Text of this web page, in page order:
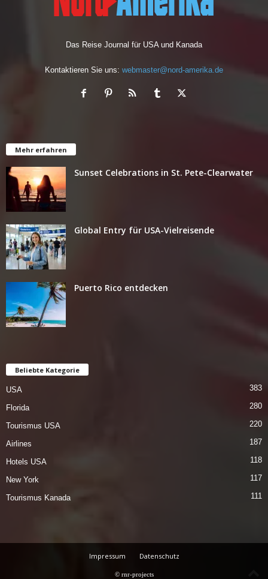
Das Reise Journal für USA und Kanada
Kontaktieren Sie uns: webmaster@nord-amerika.de
Mehr erfahren
Sunset Celebrations in St. Pete-Clearwater
Global Entry für USA-Vielreisende
Puerto Rico entdecken
Beliebte Kategorie
USA 383
Florida 280
Tourismus USA 220
Airlines 187
Hotels USA 118
New York 117
Tourismus Kanada 111
Impressum Datenschutz
© rnr-projects